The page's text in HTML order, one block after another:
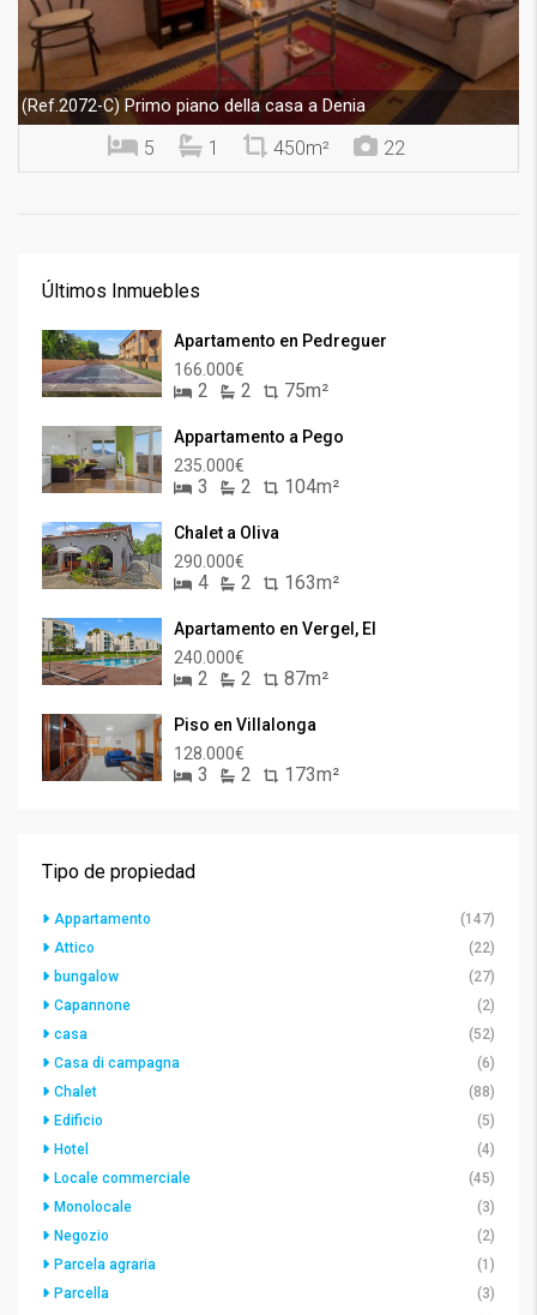
(Ref.2072-C) Primo piano della casa a Denia
5 1 450m² 22
Últimos Inmuebles
Apartamento en Pedreguer
166.000€
2 2 75m²
Appartamento a Pego
235.000€
3 2 104m²
Chalet a Oliva
290.000€
4 2 163m²
Apartamento en Vergel, El
240.000€
2 2 87m²
Piso en Villalonga
128.000€
3 2 173m²
Tipo de propiedad
Appartamento
(147)
Attico
(22)
bungalow
(27)
Capannone
(2)
casa
(52)
Casa di campagna
(6)
Chalet
(88)
Edificio
(5)
Hotel
(4)
Locale commerciale
(45)
Monolocale
(3)
Negozio
(2)
Parcela agraria
(1)
Parcella
(3)